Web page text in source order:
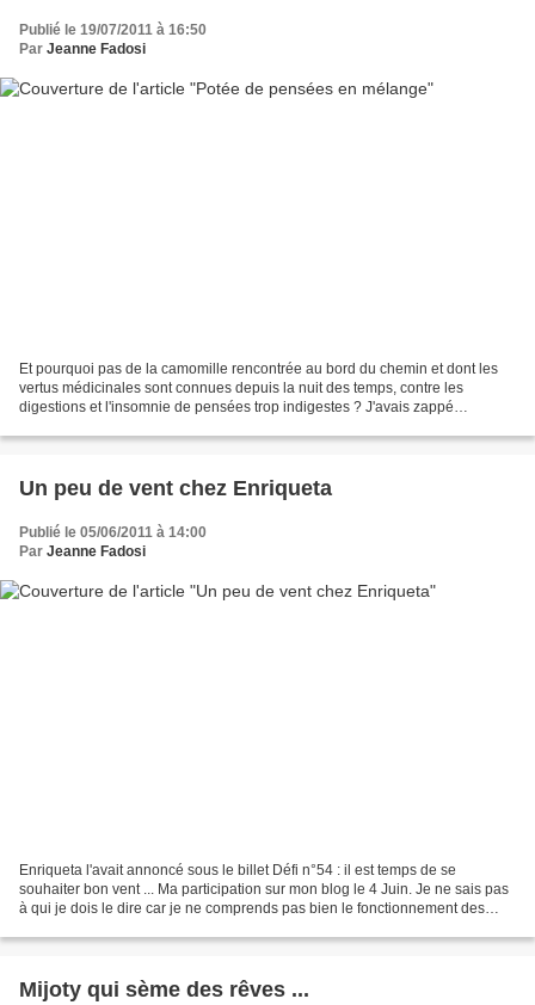
Publié le 19/07/2011 à 16:50
Par Jeanne Fadosi
Et pourquoi pas de la camomille rencontrée au bord du chemin et dont les
vertus médicinales sont connues depuis la nuit des temps, contre les
digestions et l'insomnie de pensées trop indigestes ? J'avais zappé
Un peu de vent chez Enriqueta
Publié le 05/06/2011 à 14:00
Par Jeanne Fadosi
Enriqueta l'avait annoncé sous le billet Défi n°54 : il est temps de se
souhaiter bon vent ... Ma participation sur mon blog le 4 Juin. Je ne sais pas
à qui je dois le dire car je ne comprends pas bien le fonctionnement des
Mijoty qui sème des rêves ...